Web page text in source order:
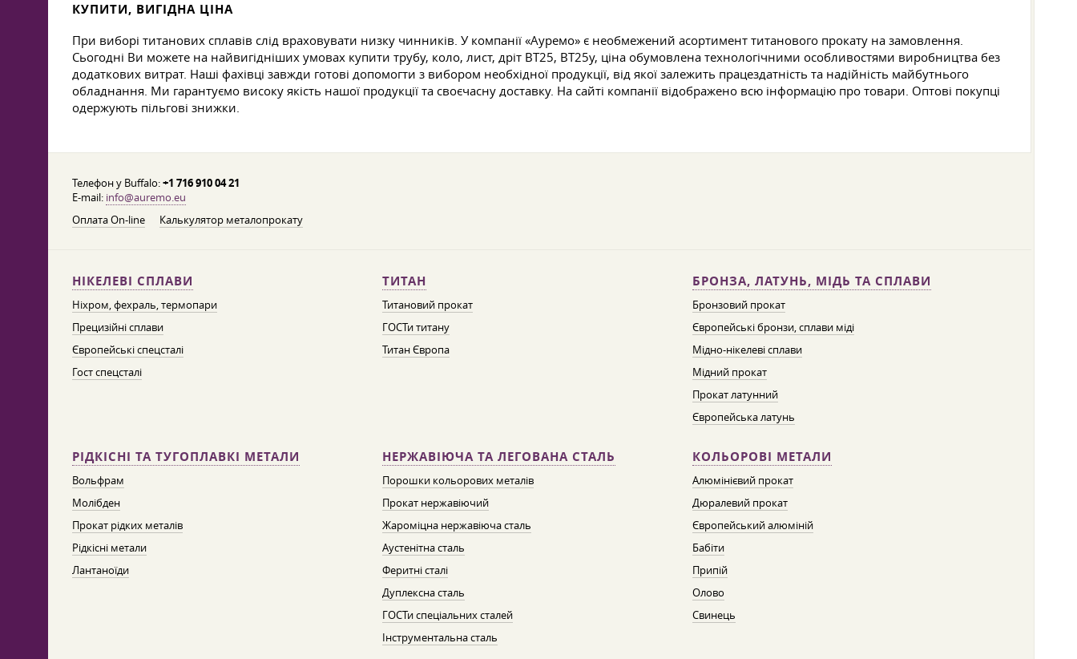
КУПИТИ, ВИГІДНА ЦІНА
При виборі титанових сплавів слід враховувати низку чинників. У компанії «Ауремо» є необмежений асортимент титанового прокату на замовлення.
Сьогодні Ви можете на найвигідніших умовах купити трубу, коло, лист, дріт ВТ25, ВТ25у, ціна обумовлена технологічними особливостями виробництва без
додаткових витрат. Наші фахівці завжди готові допомогти з вибором необхідної продукції, від якої залежить працездатність та надійність майбутнього
обладнання. Ми гарантуємо високу якість нашої продукції та своєчасну доставку. На сайті компанії відображено всю інформацію про товари. Оптові покупці
одержують пільгові знижки.
Телефон у Buffalo:+1 716 910 04 21
E-mail: info@auremo.eu
Оплата On-line
Калькулятор металопрокату
НІКЕЛЕВІ СПЛАВИ
Ніхром, фехраль, термопари
Прецизійні сплави
Європейські спецсталі
Гост спецсталі
ТИТАН
Титановий прокат
ГОСТи титану
Титан Європа
БРОНЗА, ЛАТУНЬ, МІДЬ ТА СПЛАВИ
Бронзовий прокат
Європейські бронзи, сплави міді
Мідно-нікелеві сплави
Мідний прокат
Прокат латунний
Європейська латунь
РІДКІСНІ ТА ТУГОПЛАВКІ МЕТАЛИ
Вольфрам
Молібден
Прокат рідких металів
Рідкісні метали
Лантаноїди
НЕРЖАВІЮЧА ТА ЛЕГОВАНА СТАЛЬ
Порошки кольорових металів
Прокат нержавіючий
Жароміцна нержавіюча сталь
Аустенітна сталь
Феритні сталі
Дуплексна сталь
ГОСТи спеціальних сталей
Інструментальна сталь
КОЛЬОРОВІ МЕТАЛИ
Алюмінієвий прокат
Дюралевий прокат
Європейський алюміній
Бабіти
Припій
Олово
Свинець